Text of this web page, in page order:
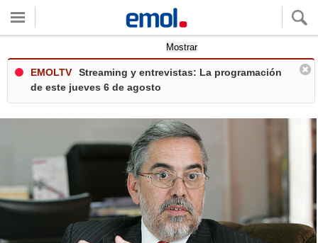
Mostrar
EMOLTV
Streaming y entrevistas: La programación
de este jueves 6 de agosto